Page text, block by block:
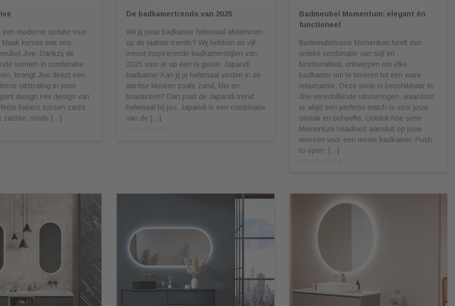
een moderne update voor
kennis met ons
Jive. Dankzij de
vormen in combinatie
brengt Jive direct een
uitstraling in jouw
design Het design van
balans tussen zacht
zachte, ronde […]
De badkamertrends van 2025
Wil jij jouw badkamer helemaal afstemmen
op de laatste trends? Wij hebben de vijf
meest inspirerende badkamerstijlen van
2025 voor je op een rij gezet. Japandi
badkamer Kan jij je helemaal vinden in de
aardse kleuren zoals zand, klei en
bruintinten? Dan past de Japandi trend
helemaal bij jou. Japandi is een combinatie
van de […]
Badmeubel Momentum: elegant én
functioneel
Badmeubelserie Momentum heeft een
unieke combinatie van stijl en
functionaliteit, ontwerpen om elke
badkamer om te toveren tot een ware
relaxruimte. Deze serie is beschikbaar in
drie verschillende uitvoeringen, waardoor
er altijd een perfecte match is voor jouw
smaak en behoefte. Ontdek hoe serie
Momentum naadloos aansluit op jouw
wensen voor een mooie badkamer. Push-
to-open: […]